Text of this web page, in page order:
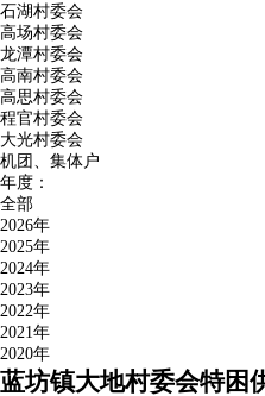
石湖村委会
高场村委会
龙潭村委会
高南村委会
高思村委会
程官村委会
大光村委会
机团、集体户
年度：
全部
2026年
2025年
2024年
2023年
2022年
2021年
2020年
蓝坊镇大地村委会特困